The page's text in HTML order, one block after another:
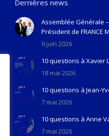
Dernières news
Assemblée Générale
Président de FRANCE
9 juin 2026
10 questions à Xavier
18 mai 2026
10 questions à Jean-
7 mai 2026
10 questions à Anne
7 mai 2026